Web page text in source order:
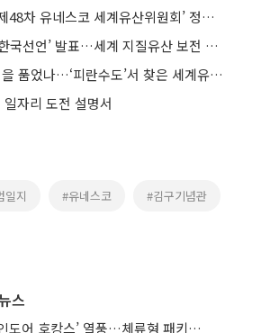
국가유산청, 부산 ‘제48차 유네스코 세계유산위원회’ 정보회의 개최
국가유산청, ‘KGA 한국선언’ 발표…세계 지질유산 보전 국제협력 본격화
부산은 어떻게 전쟁을 품었나…‘피란수도’서 찾은 세계유산 참뜻
일자리 도전 설명서
일지 #유네스코 #김구기념관
스
폭염·스콜이 부른 ‘인도어 호캉스’ 열풍…체류형 패키지 뜬다